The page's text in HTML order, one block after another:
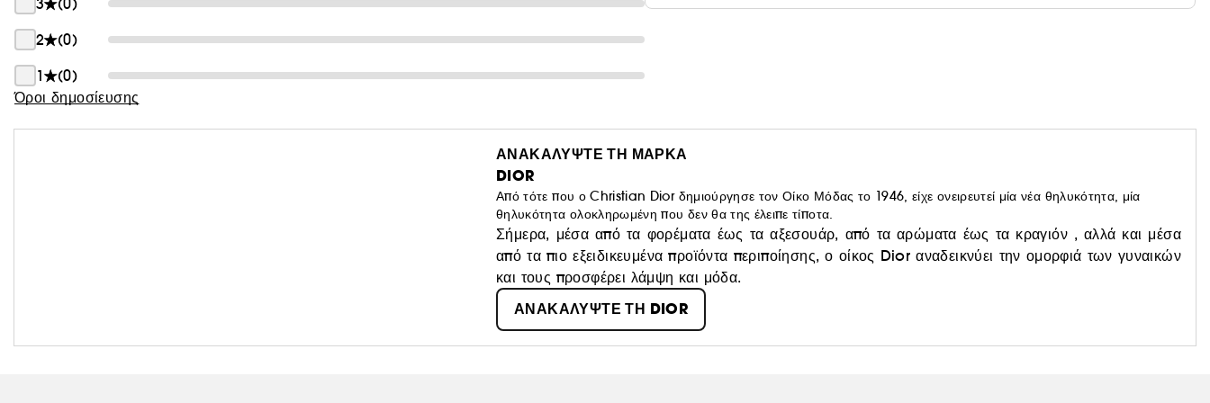
3
(0)
2
(0)
1
(0)
Όροι δημοσίευσης
ΑΝΑΚΑΛΥΨΤΕ ΤΗ ΜΑΡΚΑ
DIOR
Από τότε που ο Christian Dior δημιούργησε τον Οίκο Μόδας το 1946, είχε ονειρευτεί μία νέα θηλυκότητα, μία
θηλυκότητα ολοκληρωμένη που δεν θα της έλειπε τίποτα.
Σήμερα, μέσα από τα φορέματα έως τα αξεσουάρ, από τα αρώματα έως τα κραγιόν , αλλά και μέσα
από τα πιο εξειδικευμένα προϊόντα περιποίησης, ο οίκος Dior αναδεικνύει την ομορφιά των γυναικών
και τους προσφέρει λάμψη και μόδα.
ΑΝΑΚΑΛΥΨΤΕ ΤΗ DIOR